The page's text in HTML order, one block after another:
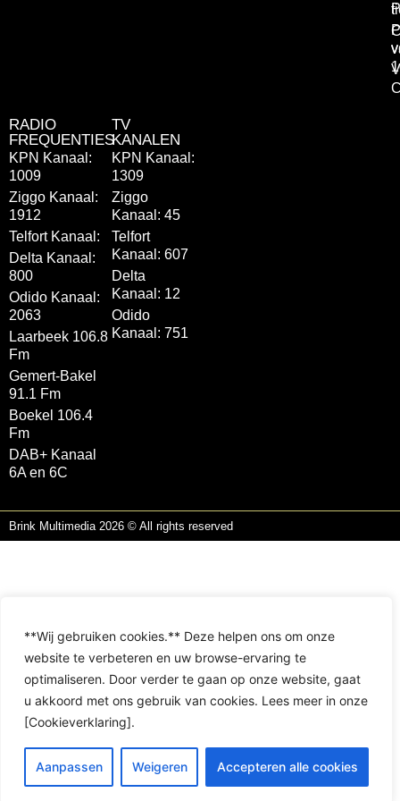
**Wij gebruiken cookies.** Deze helpen ons om onze
website te verbeteren en uw browse-ervaring te
optimaliseren. Door verder te gaan op onze website, gaat
u akkoord met ons gebruik van cookies. Lees meer in onze
[Cookieverklaring].
Aanpassen Weigeren Accepteren alle cookies
RADIO
FREQUENTIES
KPN Kanaal:
1009
Ziggo Kanaal:
1912
Telfort Kanaal:
Delta Kanaal:
800
Odido Kanaal:
2063
Laarbeek 106.8
Fm
Gemert-Bakel
91.1 Fm
Boekel 106.4
Fm
DAB+ Kanaal
6A en 6C
TV
KANALEN
KPN Kanaal:
1309
Ziggo
Kanaal: 45
Telfort
Kanaal: 607
Delta
Kanaal: 12
Odido
Kanaal: 751
Brink Multimedia 2026 © All rights reserved